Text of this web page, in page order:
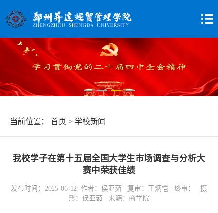
当前位置： 首页 > 学校新闻
我校学子在第十五届全国大学生市场调查与分析大
赛中荣获佳绩
发布时间：2025-06-12 作者：侯亚茹 复审：王炳恺 终审： 摄
影：侯亚茹 来源：商学院